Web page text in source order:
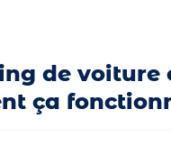
de voiture
ça